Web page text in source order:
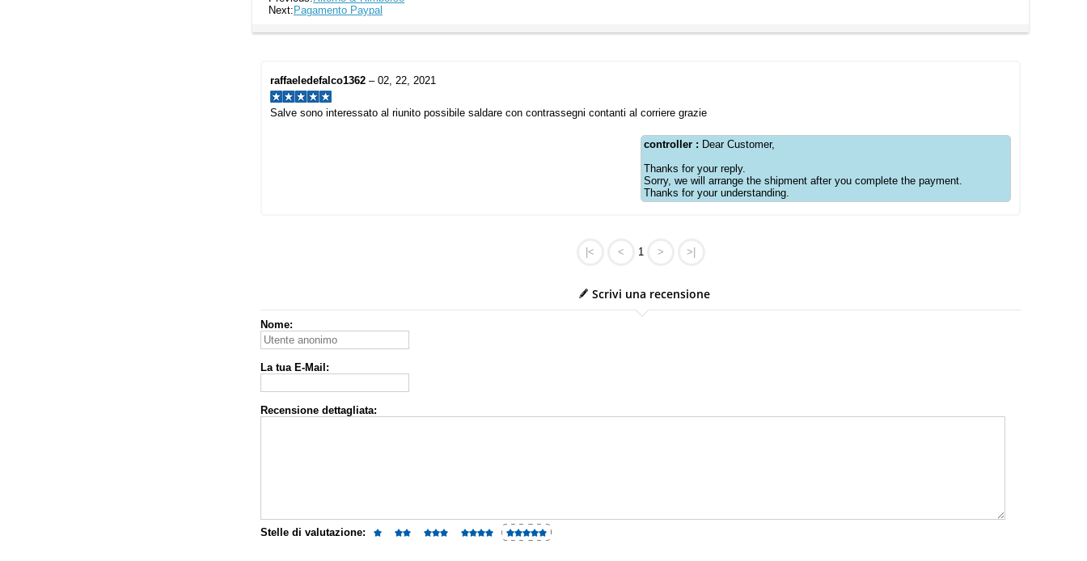
Next: Pagamento Paypal
raffaeledefalco1362 – 02, 22, 2021
Salve sono interessato al riunito possibile saldare con contrassegni contanti al corriere grazie
controller : Dear Customer,
Thanks for your reply.
Sorry, we will arrange the shipment after you complete the payment.
Thanks for your understanding.
|< < 1 > >|
Scrivi una recensione
Nome:
La tua E-Mail:
Recensione dettagliata:
Stelle di valutazione: